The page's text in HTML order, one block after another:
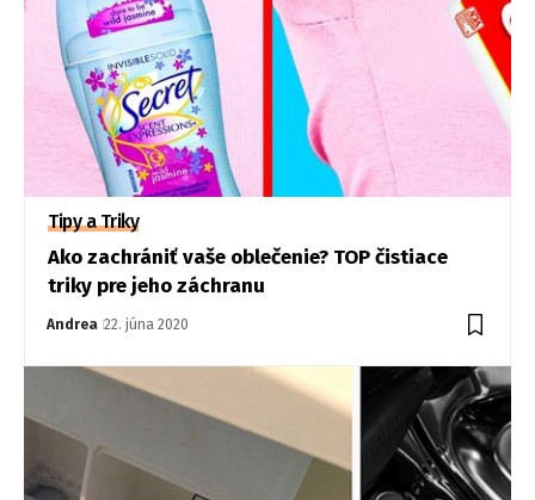
Tipy a Triky
Ako zachrániť vaše oblečenie? TOP čistiace
triky pre jeho záchranu
Andrea 22. júna 2020